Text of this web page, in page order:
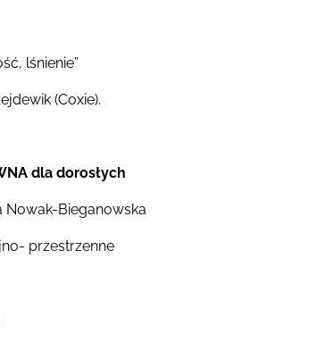
lśnienie”
(Coxie).
dla dorosłych
Nowak-Bieganowska
przestrzenne